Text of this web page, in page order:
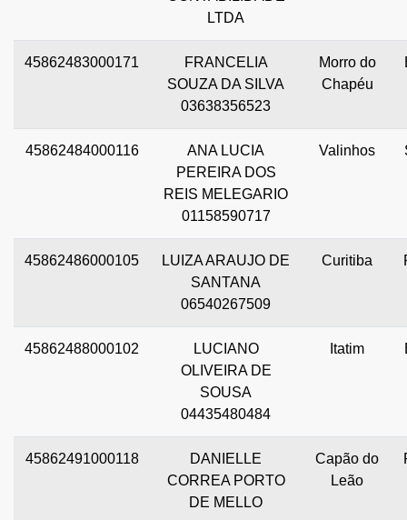
LTDA
45862483000171
FRANCELIA
SOUZA DA SILVA
03638356523
Morro do
Chapéu
45862484000116
ANA LUCIA
PEREIRA DOS
REIS MELEGARIO
01158590717
Valinhos
45862486000105
LUIZA ARAUJO DE
SANTANA
06540267509
Curitiba
45862488000102
LUCIANO
OLIVEIRA DE
SOUSA
04435480484
Itatim
45862491000118
DANIELLE
CORREA PORTO
DE MELLO
Capão do
Leão